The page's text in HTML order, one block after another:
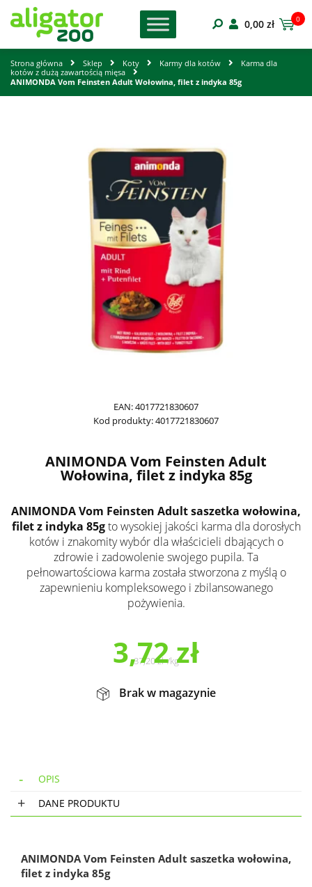
0,00 zł 0
Strona główna Sklep Koty Karmy dla kotów
Karma dla
kotów z dużą zawartością mięsa
ANIMONDA Vom Feinsten Adult Wołowina, filet z indyka 85g
EAN:4017721830607
Kod produkty:4017721830607
ANIMONDA Vom Feinsten Adult
Wołowina, filet z indyka 85g
ANIMONDA Vom Feinsten Adult saszetka wołowina,
filet z indyka 85gto wysokiej jakości karma dla dorosłych
kotów i znakomity wybór dla właścicieli dbających o
zdrowie i zadowolenie swojego pupila. Ta
pełnowartościowa karma została stworzona z myślą o
zapewnieniu kompleksowego i zbilansowanego
pożywienia.
3,72zł
37,20zł /kg
Brak w magazynie
OPIS
DANE PRODUKTU
ANIMONDA Vom Feinsten Adult saszetka wołowina,
filet z indyka 85g